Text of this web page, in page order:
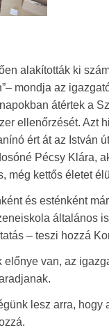
alakították ki
mondja az
átértek a
ellenőrzését. Azt
ért át az István
Pécsy Klára,
még kettős életet
és esténként
általános
– teszi hozzá
van, az
lesz arra,